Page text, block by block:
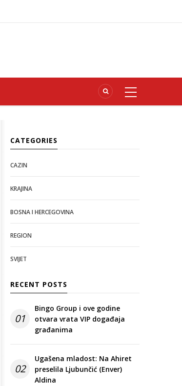
CATEGORIES
CAZIN
KRAJINA
BOSNA I HERCEGOVINA
REGION
SVIJET
RECENT POSTS
01
Bingo Group i ove godine
otvara vrata VIP događaja
građanima
02
Ugašena mladost: Na Ahiret
preselila Ljubunčić (Enver)
Aldina